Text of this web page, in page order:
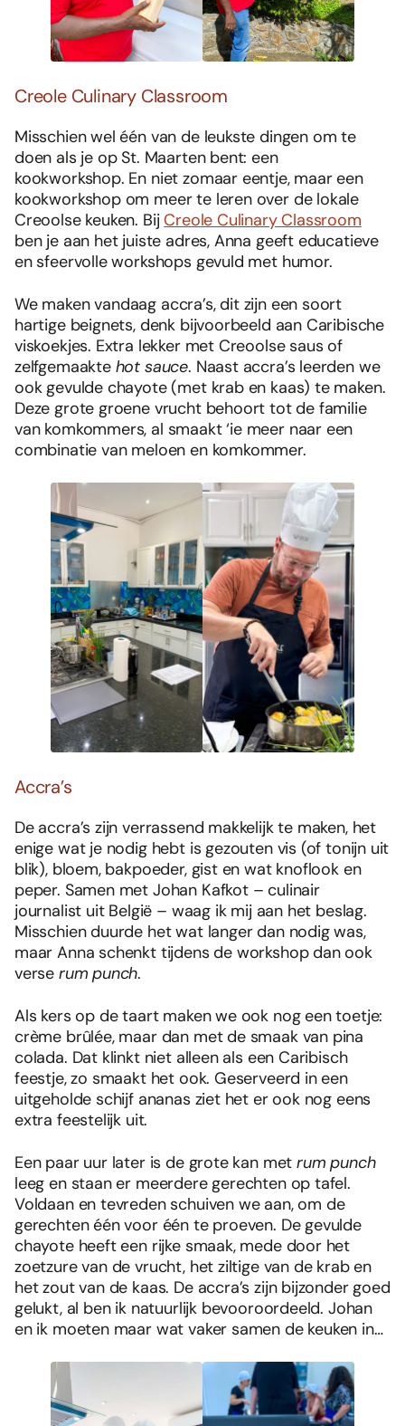
Foodies 08/2026
Abonneren
Bestellen
Creole Culinary Classroom
Misschien wel één van de leukste dingen om te
doen als je op St. Maarten bent: een
kookworkshop. En niet zomaar eentje, maar een
kookworkshop om meer te leren over de lokale
Creoolse keuken. BijCreole Culinary Classroom
ben je aan het juiste adres, Anna geeft educatieve
en sfeervolle workshops gevuld met humor.
We maken vandaag accra’s, dit zijn een soort
hartige beignets, denk bijvoorbeeld aan Caribische
viskoekjes. Extra lekker met Creoolse saus of
zelfgemaakte hot sauce. Naast accra’s leerden we
ook gevulde chayote (met krab en kaas) te maken.
Deze grote groene vrucht behoort tot de familie
van komkommers, al smaakt ‘ie meer naar een
combinatie van meloen en komkommer.
Accra’s
De accra’s zijn verrassend makkelijk te maken, het
enige wat je nodig hebt is gezouten vis (of tonijn uit
blik), bloem, bakpoeder, gist en wat knoflook en
peper. Samen met Johan Kafkot – culinair
journalist uit België – waag ik mij aan het beslag.
Misschien duurde het wat langer dan nodig was,
maar Anna schenkt tijdens de workshop dan ook
verse rum punch.
Als kers op de taart maken we ook nog een toetje:
crème brûlée, maar dan met de smaak van pina
colada. Dat klinkt niet alleen als een Caribisch
feestje, zo smaakt het ook. Geserveerd in een
uitgeholde schijf ananas ziet het er ook nog eens
extra feestelijk uit.
Een paar uur later is de grote kan met rum punch
leeg en staan er meerdere gerechten op tafel.
Voldaan en tevreden schuiven we aan, om de
gerechten één voor één te proeven. De gevulde
chayote heeft een rijke smaak, mede door het
zoetzure van de vrucht, het ziltige van de krab en
het zout van de kaas. De accra’s zijn bijzonder goed
gelukt, al ben ik natuurlijk bevooroordeeld. Johan
en ik moeten maar wat vaker samen de keuken in…